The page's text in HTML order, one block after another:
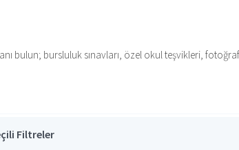
bulun; bursluluk sınavları, özel okul teşvikleri,
Filtreler